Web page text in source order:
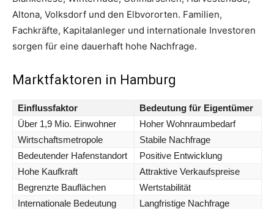
Altona, Volksdorf und den Elbvororten. Familien,
Fachkräfte, Kapitalanleger und internationale Investoren
sorgen für eine dauerhaft hohe Nachfrage.
Marktfaktoren in Hamburg
Einflussfaktor
Bedeutung für Eigentümer
Über 1,9 Mio. Einwohner
Hoher Wohnraumbedarf
Wirtschaftsmetropole
Stabile Nachfrage
Bedeutender Hafenstandort
Positive Entwicklung
Hohe Kaufkraft
Attraktive Verkaufspreise
Begrenzte Bauflächen
Wertstabilität
Internationale Bedeutung
Langfristige Nachfrage